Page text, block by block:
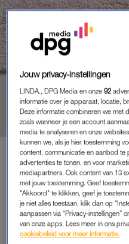
THEATER,
LEES
Jouw privacy-instellingen
LINDA., DPG Media en onze92
informatie over je apparaat, locatie,
Deze informatie combineren we met
zoals wanneer je een account
media te analyseren en onze
kunnen we, als je hier toestemming
content, communicatie en aanbod te
advertenties te tonen, en voor
mediapartners. Ook content van 13
met jouw toestemming. Geef
"Akkoord" te klikken, geef je
je niet alles toestaan, klik dan op
aanpassen via “Privacy-instellingen”
van onze apps. Lees meer in ons
cookiebeleid voor meer informatie.